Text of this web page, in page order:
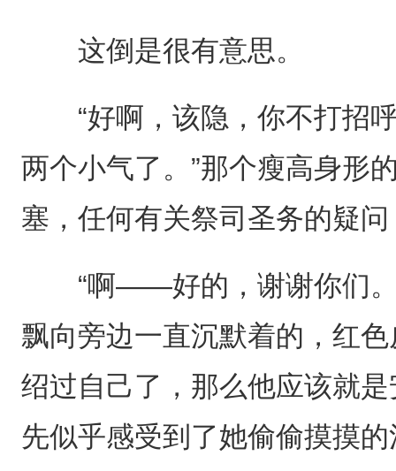
这倒是很有意思。
“好啊，该隐，你不打招呼
两个小气了。”那个瘦高身形
塞，任何有关祭司圣务的疑
“啊——好的，谢谢你们。”
飘向旁边一直沉默着的，红
绍过自己了，那么他应该就
先似乎感受到了她偷偷摸摸